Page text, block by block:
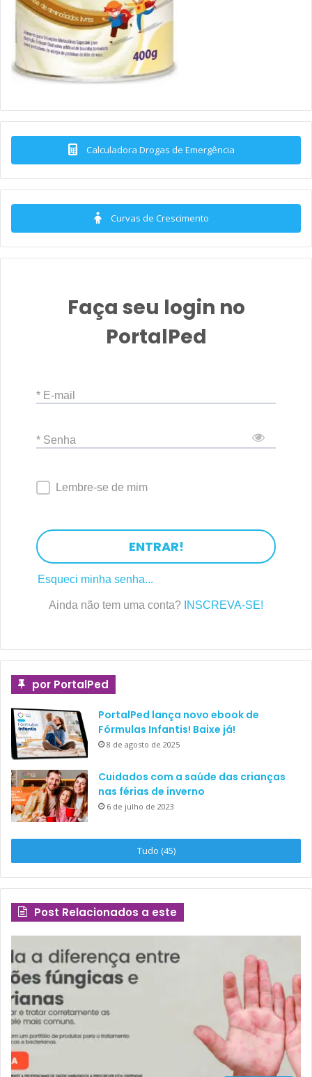
Calculadora Drogas de Emergência
Curvas de Crescimento
Faça seu login no
PortalPed
* E-mail
* Senha
Lembre-se de mim
ENTRAR!
Esqueci minha senha...
Ainda não tem uma conta? INSCREVA-SE!
por PortalPed
PortalPed lança novo ebook de
Fórmulas Infantis! Baixe já!
8 de agosto de 2025
Cuidados com a saúde das crianças
nas férias de inverno
6 de julho de 2023
Tudo (45)
Post Relacionados a este